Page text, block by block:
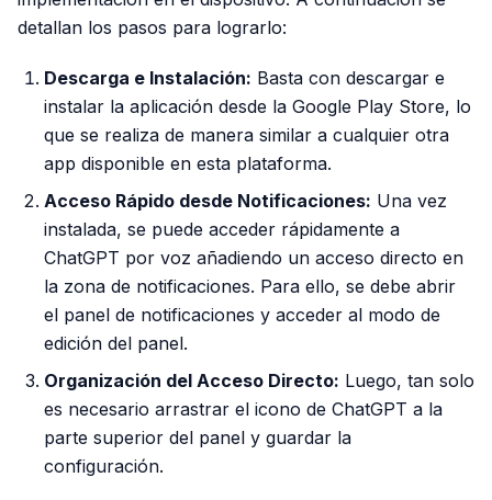
detallan los pasos para lograrlo:
Descarga e Instalación: Basta con descargar e
instalar la aplicación desde la Google Play Store, lo
que se realiza de manera similar a cualquier otra
app disponible en esta plataforma.
Acceso Rápido desde Notificaciones: Una vez
instalada, se puede acceder rápidamente a
ChatGPT por voz añadiendo un acceso directo en
la zona de notificaciones. Para ello, se debe abrir
el panel de notificaciones y acceder al modo de
edición del panel.
Organización del Acceso Directo: Luego, tan solo
es necesario arrastrar el icono de ChatGPT a la
parte superior del panel y guardar la
configuración.